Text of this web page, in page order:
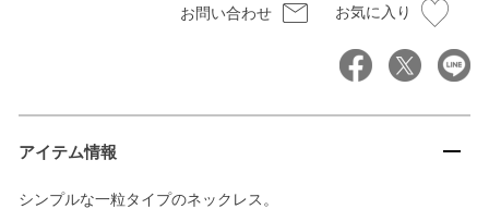
お問い合わせ お気に入り
アイテム情報
シンプルな一粒タイプのネックレス。